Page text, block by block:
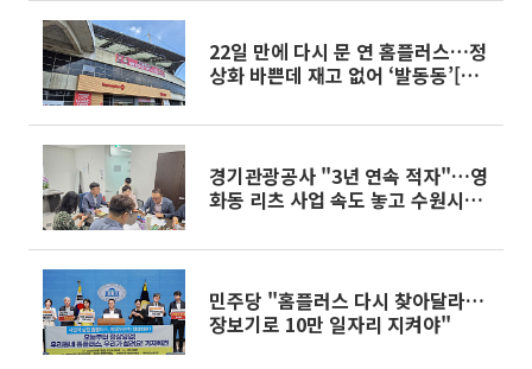
22일 만에 다시 문 연 홈플러스…정
상화 바쁜데 재고 없어 ‘발동동’[가
경기관광공사 "3년 연속 적자"…영
화동 리츠 사업 속도 놓고 수원시와
민주당 "홈플러스 다시 찾아달라…
장보기로 10만 일자리 지켜야"